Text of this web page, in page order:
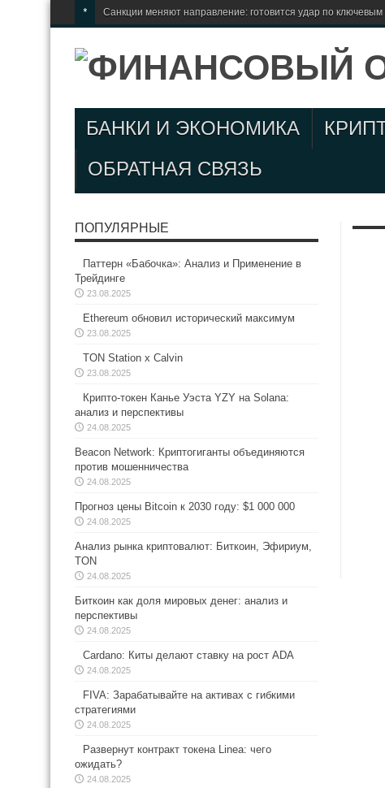
* Санкции меняют направление: готовится удар по
БАНКИ И ЭКОНОМИКА
ОБРАТНАЯ СВЯЗЬ
ПОПУЛЯРНЫЕ
Паттерн «Бабочка»: Анализ и Применение в
Трейдинге
23.08.2025
Ethereum обновил исторический максимум
23.08.2025
TON Station x Calvin
23.08.2025
Крипто-токен Канье Уэста YZY на Solana:
анализ и перспективы
24.08.2025
Beacon Network: Криптогиганты объединяются
против мошенничества
24.08.2025
Прогноз цены Bitcoin к 2030 году: $1 000 000
24.08.2025
Анализ рынка криптовалют: Биткоин, Эфириум,
TON
24.08.2025
Биткоин как доля мировых денег: анализ и
перспективы
24.08.2025
Cardano: Киты делают ставку на рост ADA
24.08.2025
FIVA: Зарабатывайте на активах с гибкими
стратегиями
24.08.2025
Развернут контракт токена Linea: чего
ожидать?
24.08.2025